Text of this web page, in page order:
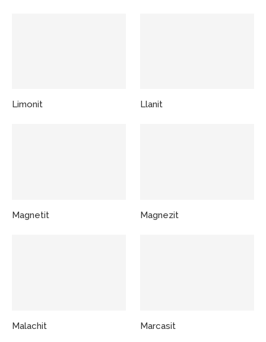
Limonit Llanit
Magnetit Magnezit
Malachit Marcasit